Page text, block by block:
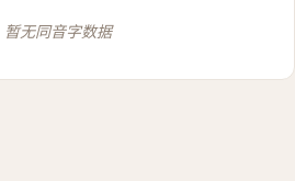
暂无同音字数据